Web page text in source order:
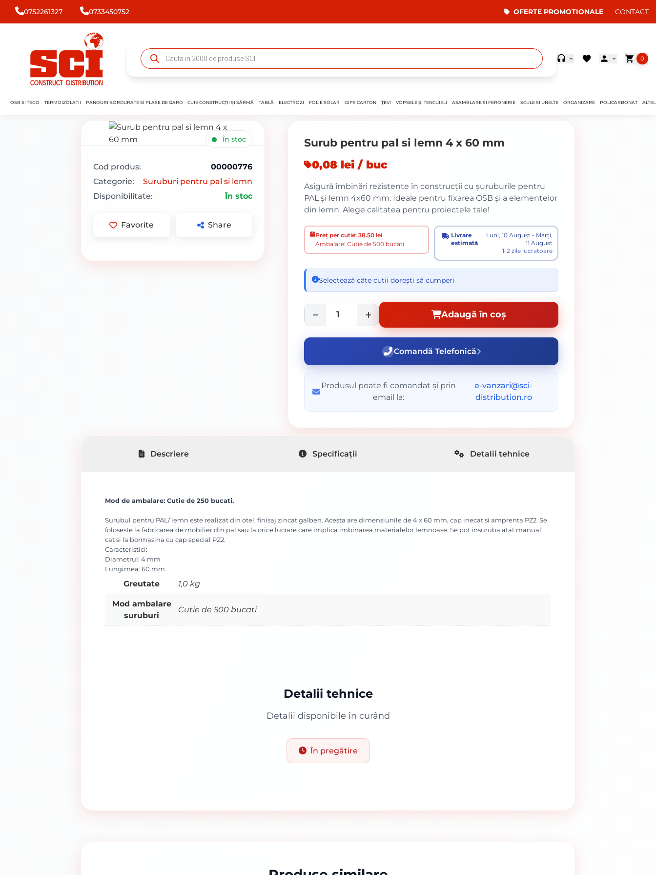
0752261327 0733450752 OFERTE PROMOTIONALE CONTACT
0
OSB SI TEGO TERMOIZOLATII PANOURI BORDURATE SI PLASE DE GARD CUIE CONSTRUCȚII ȘI SÂRMĂ TABLĂ ELECTROZI FOLIE SOLAR GIPS CARTON ȚEVI VOPSELE ȘI TENCUIELI ASAMBLARE SI FERONERIE SCULE SI UNELTE ORGANIZARE POLICARBONAT
În stoc
Cod produs:
00000776
Categorie:
Suruburi pentru pal si lemn
Disponibilitate:
În stoc
Favorite Share
Surub pentru pal si lemn 4 x 60 mm
0,08 lei / buc
Asigură îmbinări rezistente în construcții cu șuruburile pentru
PAL și lemn 4x60 mm. Ideale pentru fixarea OSB și a elementelor
din lemn. Alege calitatea pentru proiectele tale!
Preț per cutie: 38.50 lei
Ambalare: Cutie de 500 bucati
Livrare
estimată
Luni, 10 August - Marți,
11 August
1-2 zile lucratoare
Selectează câte cutii dorești să cumperi
Adaugă în coș
Comandă Telefonică
Produsul poate fi comandat și prin
email la:
e-vanzari@sci-
distribution.ro
Descriere Specificații Detalii tehnice
Mod de ambalare: Cutie de 250 bucati.
Surubul pentru PAL/ lemn este realizat din otel, finisaj zincat galben. Acesta are dimensiunile de 4 x 60 mm, cap inecat si amprenta PZ2. Se
foloseste la fabricarea de mobilier din pal sau la orice lucrare care implica imbinarea materialelor lemnoase. Se pot insuruba atat manual
cat si la bormasina cu cap special PZ2.
Caracteristici:
Diametrul: 4 mm
Lungimea: 60 mm
Greutate 1,0 kg
Mod ambalare
suruburi
Cutie de 500 bucati
Detalii tehnice
Detalii disponibile în curând
În pregătire